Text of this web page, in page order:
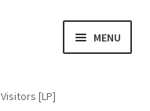
MENU
Visitors [LP]